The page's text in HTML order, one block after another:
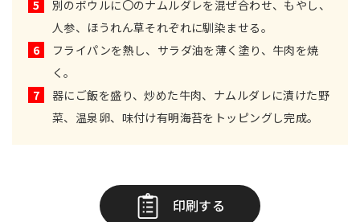
5
別のボウルに〇のナムルダレを混ぜ合わせ、もやし、
人参、ほうれん草それぞれに馴染ませる。
6
フライパンを熱し、サラダ油を薄く塗り、牛肉を焼
く。
7
器にご飯を盛り、炒めた牛肉、ナムルダレに漬けた野
菜、温泉卵、味付け有明海苔をトッピングし完成。
印刷する